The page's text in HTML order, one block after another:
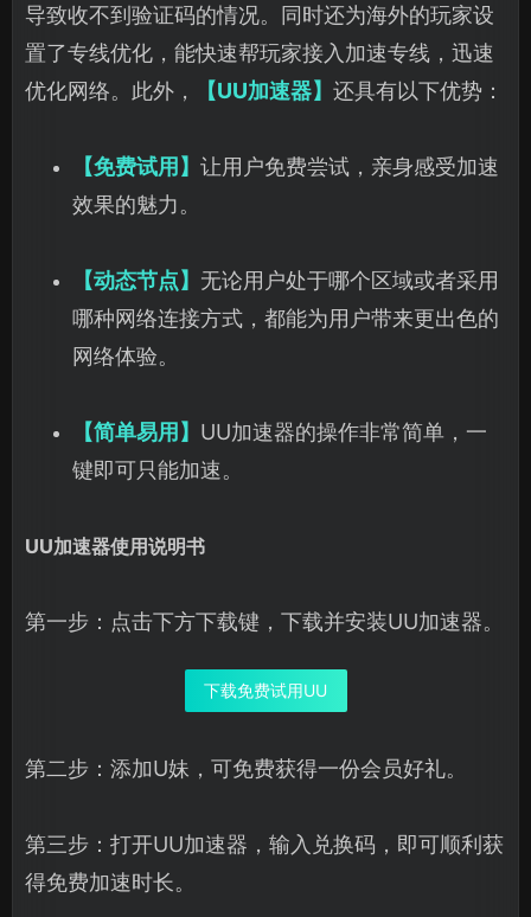
导致收不到验证码的情况。同时还为海外的玩家设
置了专线优化，能快速帮玩家接入加速专线，迅速
优化网络。此外，
【UU加速器】 还具有以下优势：
【免费试用】 让用户免费尝试，亲身感受加速
效果的魅力。
【动态节点】 无论用户处于哪个区域或者采用
哪种网络连接方式，都能为用户带来更出色的
网络体验。
【简单易用】 UU加速器的操作非常简单，一
键即可只能加速。
UU加速器使用说明书
第一步：点击下方下载键，下载并安装UU加速器。
下载免费试用UU
第二步：添加U妹，可免费获得一份会员好礼。
第三步：打开UU加速器，输入兑换码，即可顺利获
得免费加速时长。